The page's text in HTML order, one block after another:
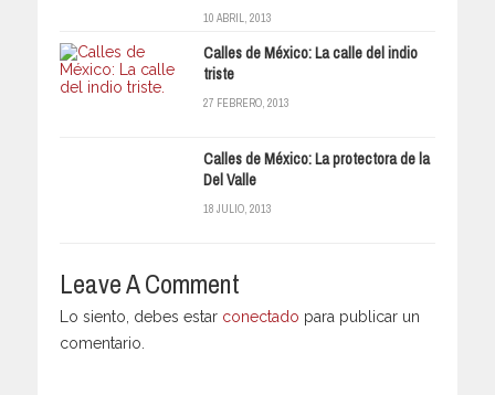
10 ABRIL, 2013
Calles de México: La calle del indio
triste
27 FEBRERO, 2013
Calles de México: La protectora de la
Del Valle
18 JULIO, 2013
Leave A Comment
Lo siento, debes estar conectado para publicar un
comentario.